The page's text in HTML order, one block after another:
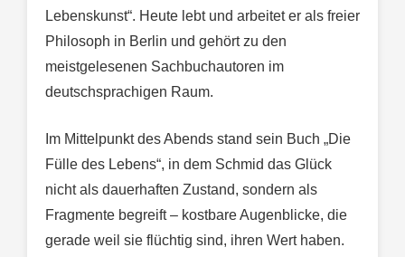
Lebenskunst“. Heute lebt und arbeitet er als freier
Philosoph in Berlin und gehört zu den
meistgelesenen Sachbuchautoren im
deutschsprachigen Raum.
Im Mittelpunkt des Abends stand sein Buch „Die
Fülle des Lebens“, in dem Schmid das Glück
nicht als dauerhaften Zustand, sondern als
Fragmente begreift – kostbare Augenblicke, die
gerade weil sie flüchtig sind, ihren Wert haben.